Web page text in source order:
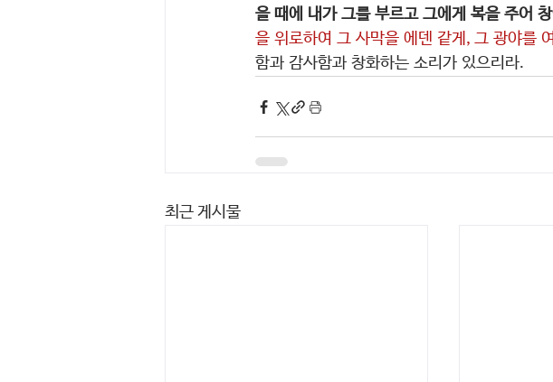
을 때에 내가 그를 부르고 그에게 복을 주어
을 위로하여 그 사막을 에덴 같게, 그 광야를
함과 감사함과 창화하는 소리가 있으리라.
최근 게시물